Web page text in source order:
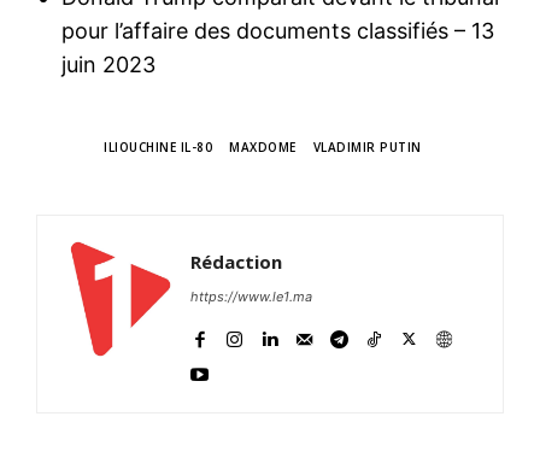
pour l’affaire des documents classifiés – 13
juin 2023
ILIOUCHINE IL-80 MAXDOME VLADIMIR PUTIN
Rédaction
https://www.le1.ma